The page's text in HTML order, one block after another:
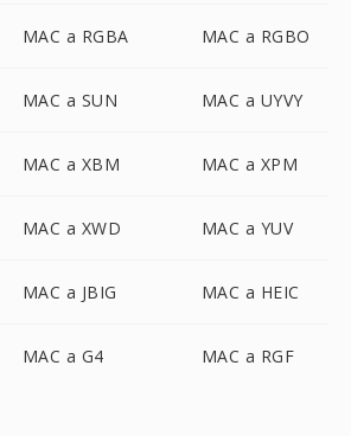
MAC a RGBA MAC a RGBO
MAC a SUN MAC a UYVY
MAC a XBM MAC a XPM
MAC a XWD MAC a YUV
MAC a JBIG MAC a HEIC
MAC a G4 MAC a RGF